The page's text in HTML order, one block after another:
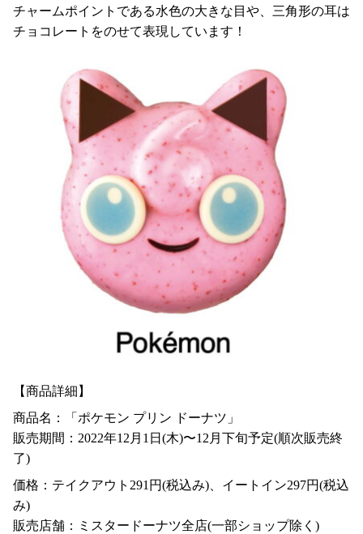
チャームポイントである水色の大きな目や、三角形の耳は
チョコレートをのせて表現しています！
【商品詳細】
商品名：「ポケモン プリン ドーナツ」
販売期間：2022年12月1日(木)〜12月下旬予定(順次販売終
了)
価格：テイクアウト291円(税込み)、イートイン297円(税込
み)
販売店舗：ミスタードーナツ全店(一部ショップ除く)